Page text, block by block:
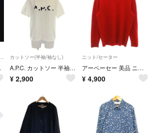
Tシャツ/カットソー(半袖/袖なし)
ル ■◆ メンズ
カットソー(半袖/袖なし)
A.P.C. カットソー 半袖 刺繍 S 白 ホワイト ラウンドネック /AP
¥ 2,900
ニット/セーター
アーペーセー 美品 ニット セーター カシミヤ混紡 XS 赤 レッド
¥ 4,900